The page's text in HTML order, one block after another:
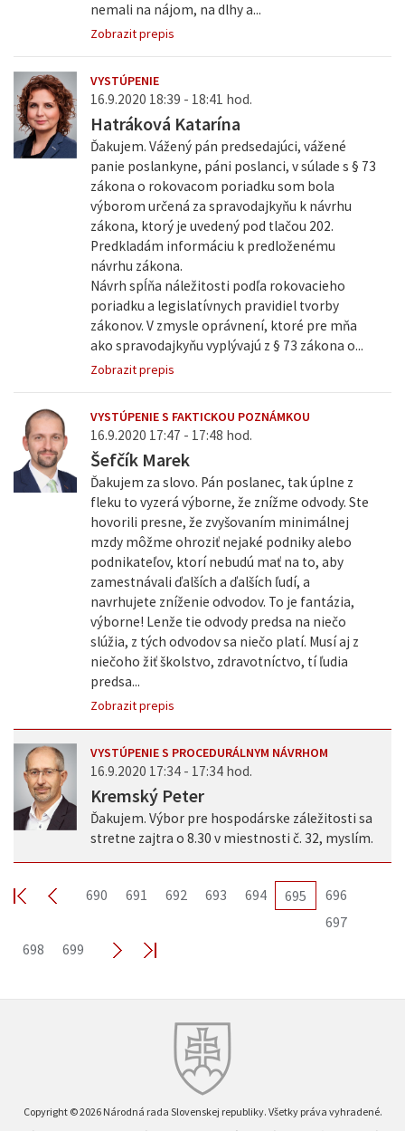
nemali na nájom, na dlhy a...
Zobrazit prepis
VYSTÚPENIE
16.9.2020 18:39 - 18:41 hod.
Hatráková Katarína
Ďakujem. Vážený pán predsedajúci, vážené
panie poslankyne, páni poslanci, v súlade s § 73
zákona o rokovacom poriadku som bola
výborom určená za spravodajkyňu k návrhu
zákona, ktorý je uvedený pod tlačou 202.
Predkladám informáciu k predloženému
návrhu zákona.
Návrh spĺňa náležitosti podľa rokovacieho
poriadku a legislatívnych pravidiel tvorby
zákonov. V zmysle oprávnení, ktoré pre mňa
ako spravodajkyňu vyplývajú z § 73 zákona o...
Zobrazit prepis
VYSTÚPENIE S FAKTICKOU POZNÁMKOU
16.9.2020 17:47 - 17:48 hod.
Šefčík Marek
Ďakujem za slovo. Pán poslanec, tak úplne z
fleku to vyzerá výborne, že znížme odvody. Ste
hovorili presne, že zvyšovaním minimálnej
mzdy môžme ohroziť nejaké podniky alebo
podnikateľov, ktorí nebudú mať na to, aby
zamestnávali ďalších a ďalších ľudí, a
navrhujete zníženie odvodov. To je fantázia,
výborne! Lenže tie odvody predsa na niečo
slúžia, z tých odvodov sa niečo platí. Musí aj z
niečoho žiť školstvo, zdravotníctvo, tí ľudia
predsa...
Zobrazit prepis
VYSTÚPENIE S PROCEDURÁLNYM NÁVRHOM
16.9.2020 17:34 - 17:34 hod.
Kremský Peter
Ďakujem. Výbor pre hospodárske záležitosti sa
stretne zajtra o 8.30 v miestnosti č. 32, myslím.
690 691 692 693 694 695
696
697
698
699
Copyright © 2026 Národná rada Slovenskej republiky. Všetky práva vyhradené.